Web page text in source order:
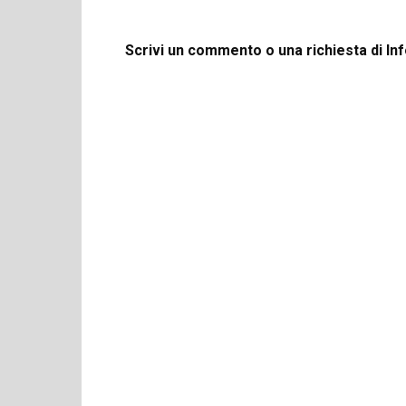
Scrivi un commento o una richiesta di